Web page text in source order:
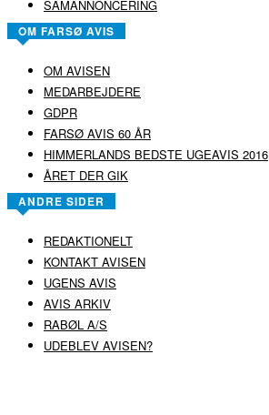
SAMANNONCERING
OM FARSØ AVIS
OM AVISEN
MEDARBEJDERE
GDPR
FARSØ AVIS 60 ÅR
HIMMERLANDS BEDSTE UGEAVIS 2016
ÅRET DER GIK
ANDRE SIDER
REDAKTIONELT
KONTAKT AVISEN
UGENS AVIS
AVIS ARKIV
RABØL A/S
UDEBLEV AVISEN?